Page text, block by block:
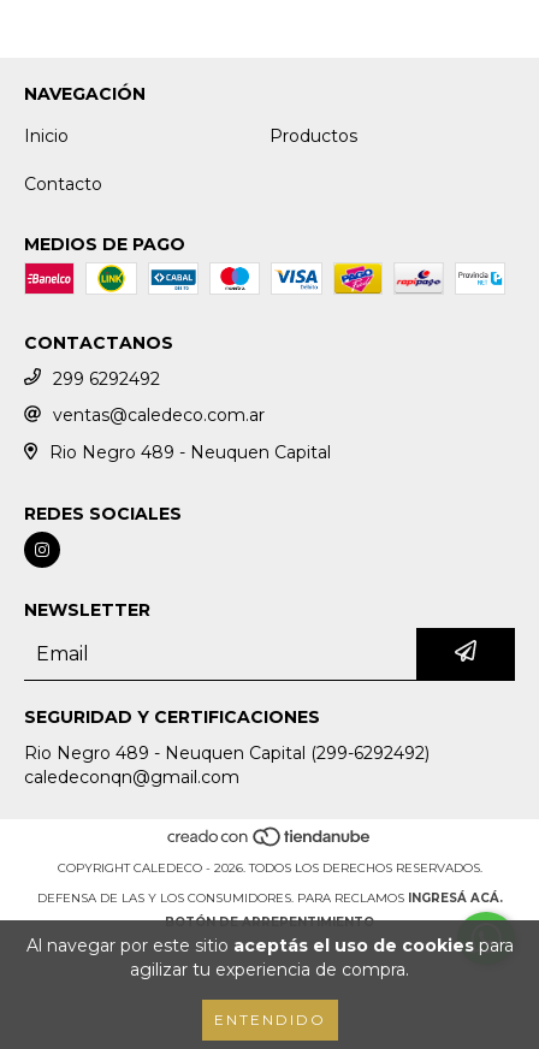
Al navegar por este sitio aceptás el uso de cookiespara
agilizar tu experiencia de compra.
ENTENDIDO
NAVEGACIÓN
Inicio
Productos
Contacto
MEDIOS DE PAGO
CONTACTANOS
299 6292492
ventas@caledeco.com.ar
Rio Negro 489 - Neuquen Capital
REDES SOCIALES
NEWSLETTER
SEGURIDAD Y CERTIFICACIONES
Rio Negro 489 - Neuquen Capital (299-6292492)
caledeconqn@gmail.com
COPYRIGHT CALEDECO - 2026. TODOS LOS DERECHOS RESERVADOS.
DEFENSA DE LAS Y LOS CONSUMIDORES. PARA RECLAMOS
INGRESÁ ACÁ.
BOTÓN DE ARREPENTIMIENTO